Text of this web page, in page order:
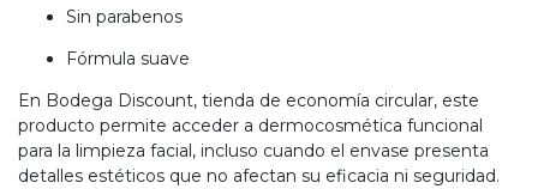
Sin parabenos
Fórmula suave
En Bodega Discount, tienda de economía circular, este
producto permite acceder a dermocosmética funcional
para la limpieza facial, incluso cuando el envase presenta
detalles estéticos que no afectan su eficacia ni seguridad.